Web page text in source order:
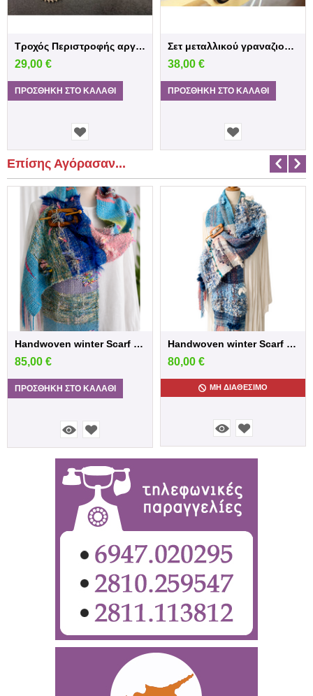
Τροχός Περιστροφής αργαλειού ASHFORD
29,00 €
ΠΡΟΣΘΉΚΗ ΣΤΟ ΚΑΛΆΘΙ
Σετ μεταλλικού γραναζιού και μανδαλωτού μ...
38,00 €
ΠΡΟΣΘΉΚΗ ΣΤΟ ΚΑΛΆΘΙ
Επίσης Αγόρασαν...
Handwoven winter Scarf in blue /Pink sh...
85,00 €
ΠΡΟΣΘΉΚΗ ΣΤΟ ΚΑΛΆΘΙ
Handwoven winter Scarf in blue shades
80,00 €
ΜΗ ΔΙΑΘΈΣΙΜΟ